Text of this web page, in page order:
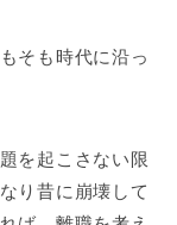
そも時代に沿っ
を起こさない限
り昔に崩壊して